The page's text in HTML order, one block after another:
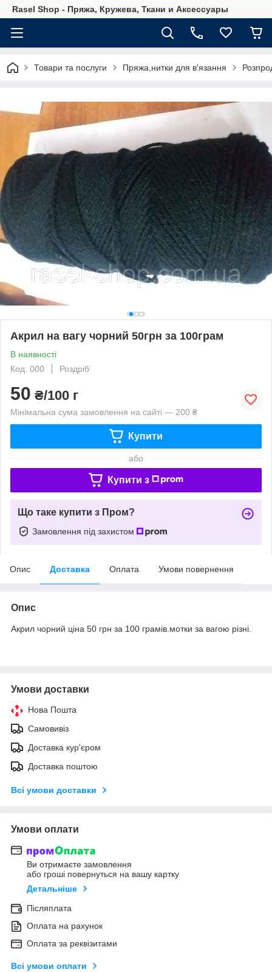
Rasel Shop - Пряжа, Кружева, Ткани и Аксессуары
Товари та послуги Пряжа,нитки для в'язання
Акрил на вагу чорний 50грн за 100грам
В наявності
Код: 000
Роздріб
50 ₴/100 г
Мінімальна сума замовлення на сайті — 200 ₴
Купити
або
Купити з
Що таке купити з Пром?
Замовлення під захистом
Опис Доставка Оплата Умови повернення
Опис
Акрил чорний ціна 50 грн за 100 грамів.мотки за вагою різні.
Умови доставки
Нова Пошта
Самовивіз
Доставка кур'єром
Доставка поштою
Всі умови доставки
Умови оплати
Ви отримаєте замовлення
або гроші повернуться на вашу картку
Детальніше
Післяплата
Оплата на рахунок
Оплата за реквізитами
Всі умови оплати